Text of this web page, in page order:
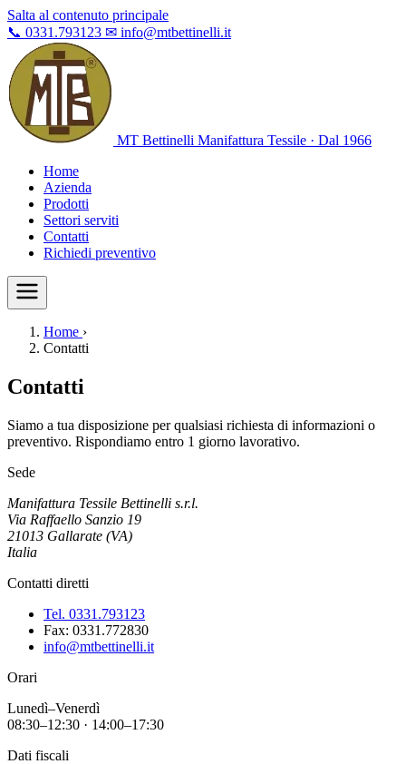
Salta al contenuto principale
📞 0331.793123 ✉ info@mtbettinelli.it
MT Bettinelli Manifattura Tessile · Dal 1966
Home
Azienda
Prodotti
Settori serviti
Contatti
Richiedi preventivo
Home ›
Contatti
Contatti
Siamo a tua disposizione per qualsiasi richiesta di informazioni o
preventivo. Rispondiamo entro 1 giorno lavorativo.
Sede
Manifattura Tessile Bettinelli s.r.l.
Via Raffaello Sanzio 19
21013 Gallarate (VA)
Italia
Contatti diretti
Tel. 0331.793123
Fax: 0331.772830
info@mtbettinelli.it
Orari
Lunedì–Venerdì
08:30–12:30 · 14:00–17:30
Dati fiscali